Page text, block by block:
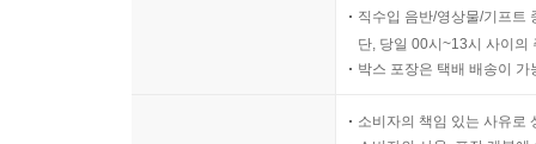
직수입 음반/영상물/기프트
단, 당일 00시~13시 사이의
박스 포장은 택배 배송이
소비자의 책임 있는 사유로